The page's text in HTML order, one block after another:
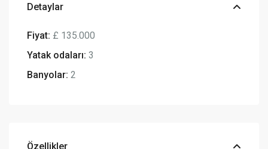
Detaylar
Fiyat: £ 135.000
Yatak odaları: 3
Banyolar: 2
Özellikler